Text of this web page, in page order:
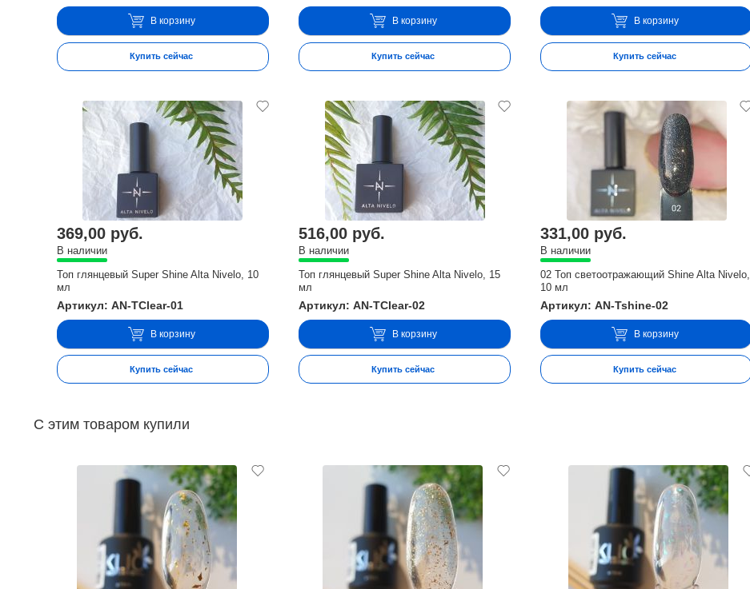
В корзину
Купить сейчас
В корзину
Купить сейчас
В корзину
Купить сейчас
369,00 руб.
В наличии
Топ глянцевый Super Shine Alta Nivelo, 10
мл
Артикул: AN-TClear-01
В корзину
Купить сейчас
516,00 руб.
В наличии
Топ глянцевый Super Shine Alta Nivelo, 15
мл
Артикул: AN-TClear-02
В корзину
Купить сейчас
331,00 руб.
В наличии
02 Топ светоотражающий Shine Alta Nivelo,
10 мл
Артикул: AN-Tshine-02
В корзину
Купить сейчас
С этим товаром купили